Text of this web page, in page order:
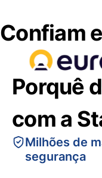
Confiam
Porquê
com a
Milhões de
segurança